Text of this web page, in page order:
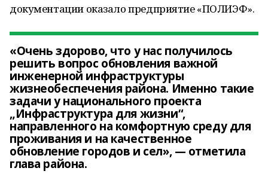
документации оказало предприятие «ПОЛИЭФ».
«Очень здорово, что у нас получилось
решить вопрос обновления важной
инженерной инфраструктуры
жизнеобеспечения района. Именно такие
задачи у национального проекта
„Инфраструктура для жизни“,
направленного на комфортную среду для
проживания и на качественное
обновление городов и сел», — отметила
глава района.